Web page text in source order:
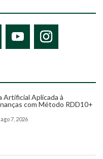
Artificial Aplicada à
com Método RDD10+
ago 7, 2026